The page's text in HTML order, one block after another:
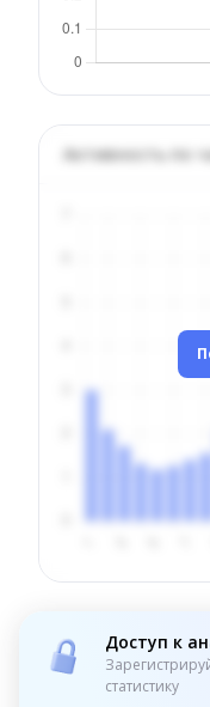
Активность по
Доступ к
статистику